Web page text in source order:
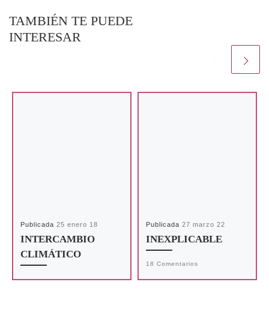
TAMBIÉN TE PUEDE
INTERESAR
Publicada25 enero 18
INTERCAMBIO
CLIMÁTICO
Publicada27 marzo 22
INEXPLICABLE
18 Comentarios